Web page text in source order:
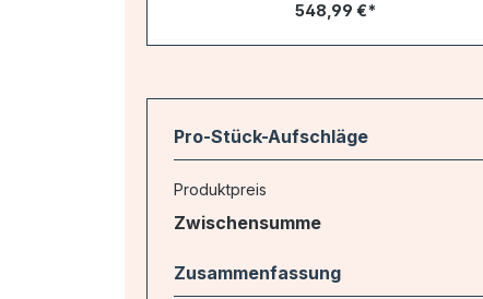
548,99 €*
Pro-Stück-Aufschläge
Produktpreis
Zwischensumme
Zusammenfassung